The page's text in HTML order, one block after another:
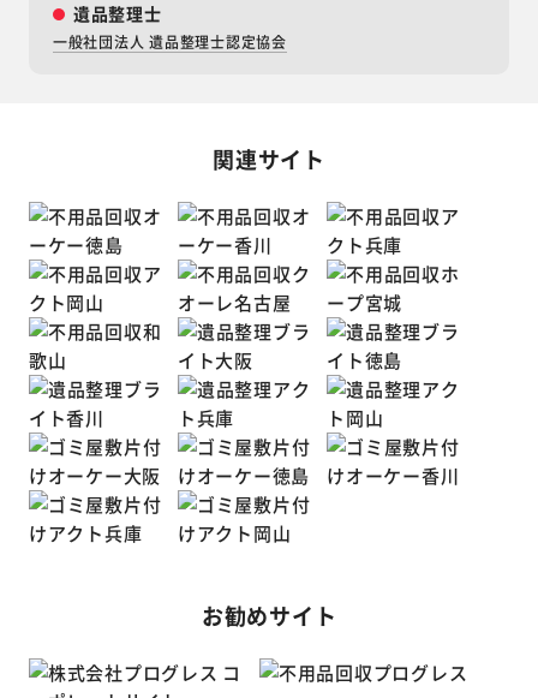
遺品整理士
一般社団法人 遺品整理士認定協会
関連サイト
お勧めサイト